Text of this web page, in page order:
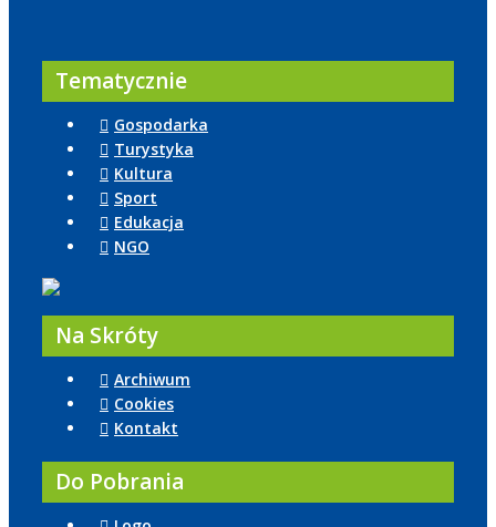
Tematycznie
Gospodarka
Turystyka
Kultura
Sport
Edukacja
NGO
Na Skróty
Archiwum
Cookies
Kontakt
Do Pobrania